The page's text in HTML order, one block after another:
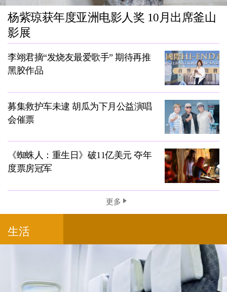
杨紫琼获年度亚洲电影人奖 10月出席釜山
影展
李翊君摘“发烧友最爱歌手” 期待再推
黑胶作品
募集救护车未逮 胡瓜为下月公益演唱
会催票
《蜘蛛人：重生日》破11亿美元 夺年
度票房冠军
更多
生活